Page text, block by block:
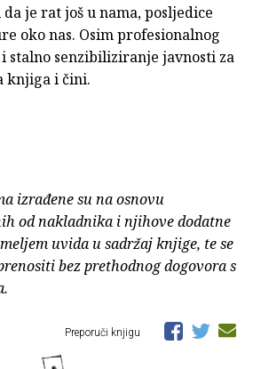
je rat još u nama, posljedice
oko nas. Osim profesionalnog
stalno senzibiliziranje javnosti za
knjiga i čini.
izrađene su na osnovu
od nakladnika i njihove dodatne
uvida u sadržaj knjige, te se
bez prethodnog dogovora s
Preporuči knjigu